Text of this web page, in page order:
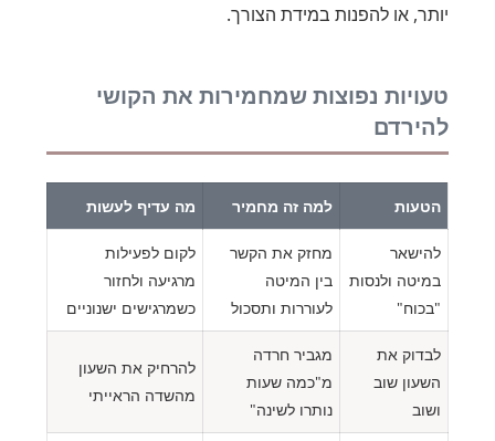
יותר, או להפנות במידת הצורך.
טעויות נפוצות שמחמירות את הקושי
להירדם
הטעות למה זה מחמיר מה עדיף לעשות
להישאר
במיטה ולנסות
"בכוח"
מחזק את הקשר
בין המיטה
לעוררות ותסכול
לקום לפעילות
מרגיעה ולחזור
כשמרגישים ישנוניים
לבדוק את
השעון שוב
ושוב
מגביר חרדה
מ"כמה שעות
נותרו לשינה"
להרחיק את השעון
מהשדה הראייתי